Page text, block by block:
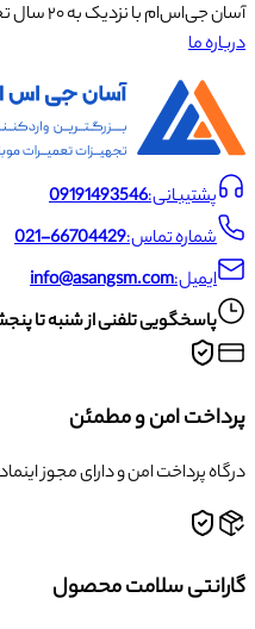
آسان جی‌اس‌ام با نزدیک به ۲۰ سال تجربه در تأمین تجهیزات تعمیرات الکترونیک، آموزش تخصصی موبایل و ارائه خدمات تعمیر تلفن همراه و لوازم جانبی، با تکیه بر تیمی حرفه‌ای، رضایت و اعتماد مشتریان را اولویت اصلی خود قرار داده است.
درباره ما
پشتیبانی:09191493546
شماره تماس:021-66704429
ایمیل:info@asangsm.com
پاسخگویی تلفنی از شنبه تا پنجشنبه
پرداخت امن و مطمئن
درگاه پرداخت امن و دارای مجوز اینماد
گارانتی سلامت محصول